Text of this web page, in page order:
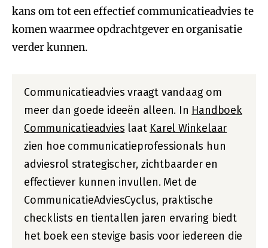
kans om tot een effectief communicatieadvies te
komen waarmee opdrachtgever en organisatie
verder kunnen.
Communicatieadvies vraagt vandaag om
meer dan goede ideeën alleen. In Handboek
Communicatieadvies laat Karel Winkelaar
zien hoe communicatieprofessionals hun
adviesrol strategischer, zichtbaarder en
effectiever kunnen invullen. Met de
CommunicatieAdviesCyclus, praktische
checklists en tientallen jaren ervaring biedt
het boek een stevige basis voor iedereen die